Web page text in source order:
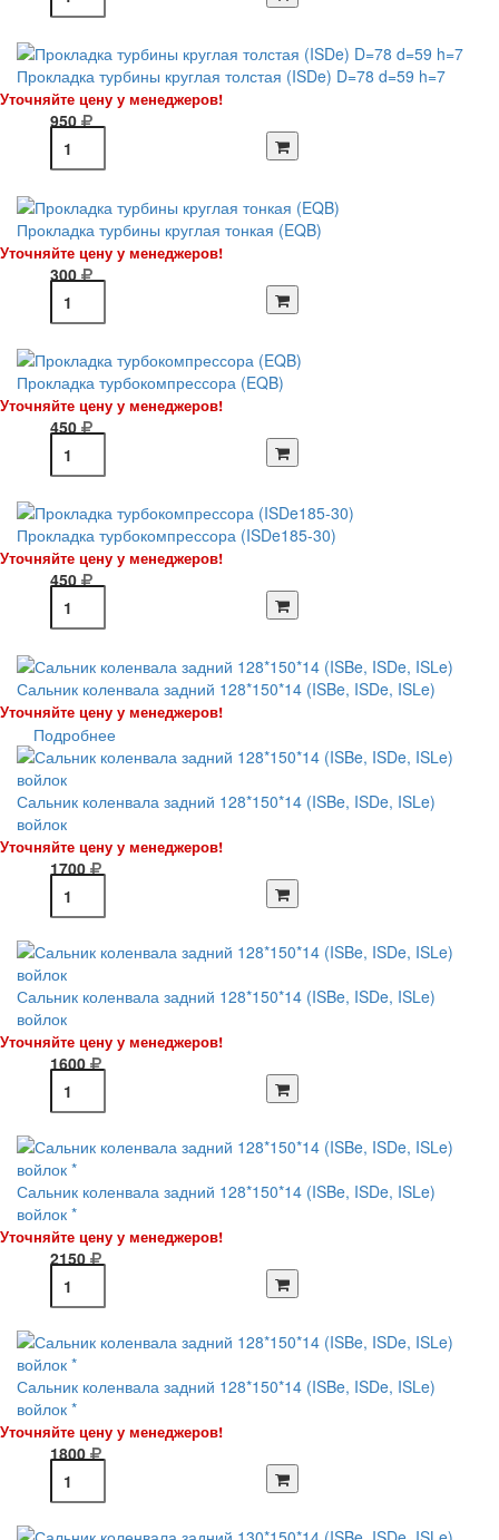
Прокладка турбины круглая толстая (ISDe) D=78 d=59 h=7
Уточняйте цену у менеджеров!
950
Прокладка турбины круглая тонкая (EQB)
Уточняйте цену у менеджеров!
300
Прокладка турбокомпрессора (EQB)
Уточняйте цену у менеджеров!
450
Прокладка турбокомпрессора (ISDe185-30)
Уточняйте цену у менеджеров!
450
Сальник коленвала задний 128*150*14 (ISBe, ISDe, ISLe)
Уточняйте цену у менеджеров!
Подробнее
Сальник коленвала задний 128*150*14 (ISBe, ISDe, ISLe)
войлок
Уточняйте цену у менеджеров!
1700
Сальник коленвала задний 128*150*14 (ISBe, ISDe, ISLe)
войлок
Уточняйте цену у менеджеров!
1600
Сальник коленвала задний 128*150*14 (ISBe, ISDe, ISLe)
войлок *
Уточняйте цену у менеджеров!
2150
Сальник коленвала задний 128*150*14 (ISBe, ISDe, ISLe)
войлок *
Уточняйте цену у менеджеров!
1800